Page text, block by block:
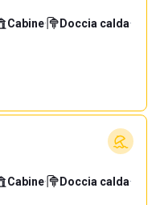
Cabine· Doccia calda·
Cabine· Doccia calda·